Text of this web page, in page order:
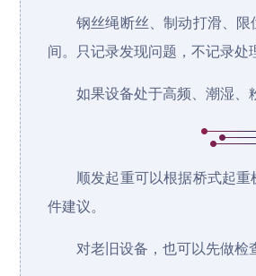
钢丝绳断丝、制动打滑、
间。只记录发现问题，不记录处
如果设备处于高频、潮湿、
顺发起重可以根据桥式起重
件建议。
对老旧设备，也可以先做检